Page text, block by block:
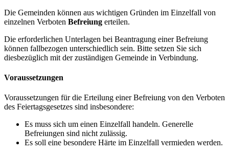
Die Gemeinden können aus wichtigen Gründen im Einzelfall von
einzelnen Verboten Befreiung erteilen.
Die erforderlichen Unterlagen bei Beantragung einer Befreiung
können fallbezogen unterschiedlich sein. Bitte setzen Sie sich
diesbezüglich mit der zuständigen Gemeinde in Verbindung.
Voraussetzungen
Voraussetzungen für die Erteilung einer Befreiung von den Verboten
des Feiertagsgesetzes sind insbesondere:
Es muss sich um einen Einzelfall handeln. Generelle
Befreiungen sind nicht zulässig.
Es soll eine besondere Härte im Einzelfall vermieden werden.